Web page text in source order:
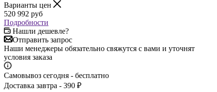
Варианты цен
520 992 руб
Подробности
Нашли дешевле?
Отправить запрос
Наши менеджеры обязательно свяжутся с вами и уточнят
условия заказа
Самовывоз сегодня - бесплатно
Доставка завтра - 390 ₽